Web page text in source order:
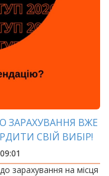
ЗАРАХУВАННЯ ВЖЕ
СВІЙ ВИБІР!
зарахування на місця